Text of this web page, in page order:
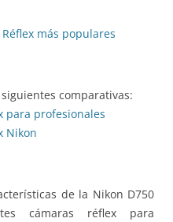
más populares
comparativas:
para profesionales
Nikon
de la Nikon D750
cámaras réflex para